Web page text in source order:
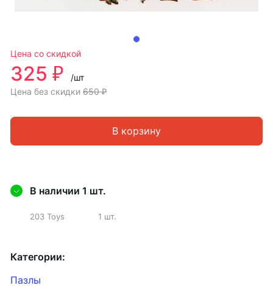
Цена со скидкой
325 ₽
/шт
Цена без скидки 650 ₽
В корзину
Категории:
Пазлы
В наличии 1 шт.
203 Toys 1 шт.